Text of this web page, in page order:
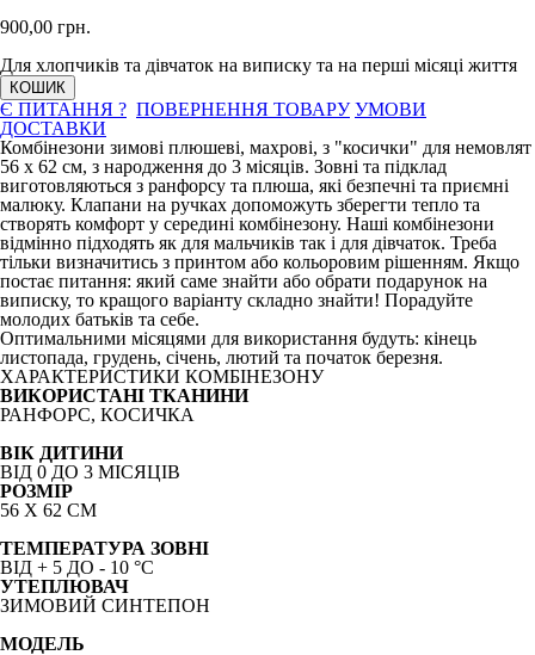
900,00 грн.
Для хлопчиків та дівчаток на виписку та на перші місяці життя
КОШИК
Є ПИТАННЯ ? ПОВЕРНЕННЯ ТОВАРУ УМОВИ
ДОСТАВКИ
Комбінезони зимові плюшеві, махрові, з "косички" для немовлят
56 х 62 см, з народження до 3 місяців. Зовні та підклад
виготовляються з ранфорсу та плюша, які безпечні та приємні
малюку. Клапани на ручках допоможуть зберегти тепло та
створять комфорт у середині комбінезону. Наші комбінезони
відмінно підходять як для мальчиків так і для дівчаток. Треба
тільки визначитись з принтом або кольоровим рішенням. Якщо
постає питання: який саме знайти або обрати подарунок на
виписку, то кращого варіанту складно знайти! Порадуйте
молодих батьків та себе.
Оптимальними місяцями для використання будуть: кінець
листопада, грудень, січень, лютий та початок березня.
ХАРАКТЕРИСТИКИ КОМБІНЕЗОНУ
ВИКОРИСТАНІ ТКАНИНИ
РАНФОРС, КОСИЧКА
ВІК ДИТИНИ
ВІД 0 ДО 3 МІСЯЦІВ
РОЗМІР
56 Х 62 СМ
ТЕМПЕРАТУРА ЗОВНІ
ВІД + 5 ДО - 10 °C
УТЕПЛЮВАЧ
ЗИМОВИЙ СИНТЕПОН
МОДЕЛЬ